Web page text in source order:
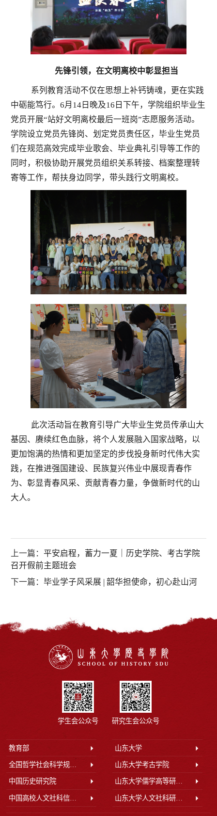
先锋引领，在文明离校中彰显担当
系列教育活动不仅在思想上补钙铸魂，更在实践
中砺能笃行。6月14日晚及16日下午，学院组织毕业生
党员开展“站好文明离校最后一班岗”志愿服务活动。
学院设立党员先锋岗、划定党员责任区，毕业生党员
们在规范高效完成毕业歌会、毕业典礼引导等工作的
同时，积极协助开展党员组织关系转接、档案整理转
寄等工作，帮扶身边同学，带头践行文明离校。
此次活动旨在教育引导广大毕业生党员传承山大
基因、赓续红色血脉，将个人发展融入国家战略，以
更加饱满的热情和更加坚定的步伐投身新时代伟大实
践，在推进强国建设、民族复兴伟业中展现青春作
为、彰显青春风采、贡献青春力量，争做新时代的山
大人。
上一篇：平安启程，蓄力一夏｜历史学院、考古学院
召开假前主题班会
下一篇：毕业学子风采展 | 韶华担使命，初心赴山河
学生会公众号 研究生会公众号
教育部 山东大学
全国哲学社会科学规划办公室 山东大学考古学院
中国历史研究院 山东大学儒学高等研究院
中国高校人文社科信息网 山东大学人文社科研究院